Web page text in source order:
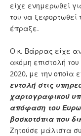
είχε ενημερωθεί
του να ξεφορτωθεί
έπραξε.
Ο κ. Βάρρας είχε
ακόμη επιστολή του
2020, με την οποία
εντολή στις
χαρτογραφικού
απόφαση του
βοσκοτόπια που
Ζητούσε μάλιστα